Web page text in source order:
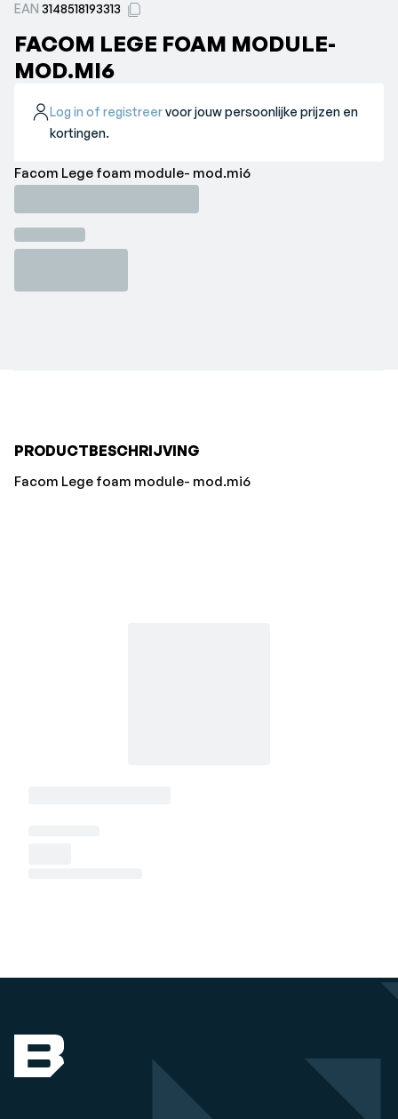
EAN 3148518193313
FACOM LEGE FOAM MODULE-
MOD.MI6
Log in of registreervoor jouw persoonlijke prijzen en
kortingen.
Facom Lege foam module- mod.mi6
PRODUCTBESCHRIJVING
Facom Lege foam module- mod.mi6